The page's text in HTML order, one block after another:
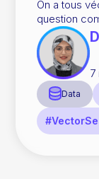
On a tous
question
réponse
structurée,
7
Data